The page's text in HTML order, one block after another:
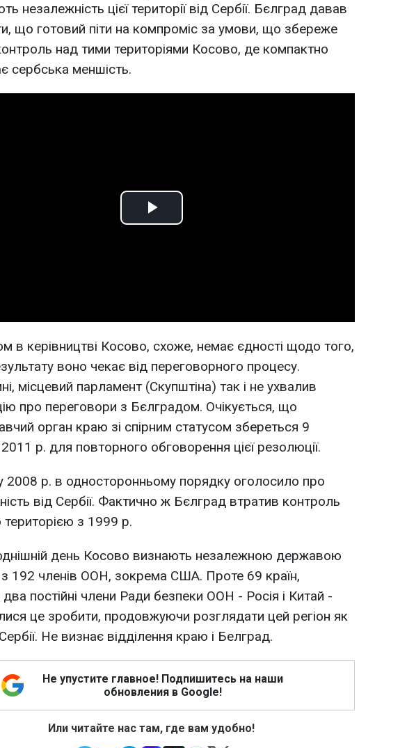
незалежність цієї території від Сербії. Бєлград давав
що готовий піти на компроміс за умови, що збереже
над тими територіями Косово, де компактно
сербська меншість.
Play
в керівництві Косово, схоже, немає єдності щодо того,
воно чекає від переговорного процесу.
місцевий парламент (Скупштіна) так і не ухвалив
про переговори з Бєлградом. Очікується, що
орган краю зі спірним статусом збереться 9
р. для повторного обговорення цієї резолюції.
2008 р. в односторонньому порядку оголосило про
від Сербії. Фактично ж Бєлград втратив контроль
територією з 1999 р.
день Косово визнають незалежною державою
з 192 членів ООН, зокрема США. Проте 69 країн,
постійні члени Ради безпеки ООН - Росія і Китай -
це зробити, продовжуючи розглядати цей регіон як
Не визнає відділення краю і Белград.
Не упустите главное! Подпишитесь на наши
обновления в Google!
Или читайте нас там, где вам удобно!